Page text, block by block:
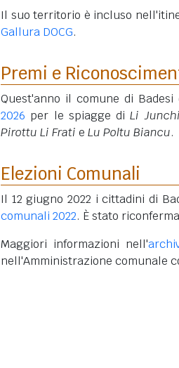
Il suo territorio è incluso
Gallura DOCG.
Premi e
Quest'anno il comune di
2026 per le spiagge diLi Junchi
Pirottu Li Frati e Lu Poltu Biancu.
Elezioni Comunali
Il 12 giugno 2022 i cittadini di
comunali 2022. È stato
Maggiori informazioni nell'
nell'Amministrazione comunale